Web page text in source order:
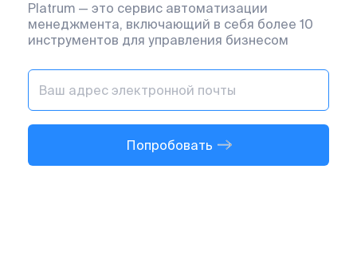
Platrum — это сервис автоматизации
менеджмента, включающий в себя более 10
инструментов для управления бизнесом
Попробовать